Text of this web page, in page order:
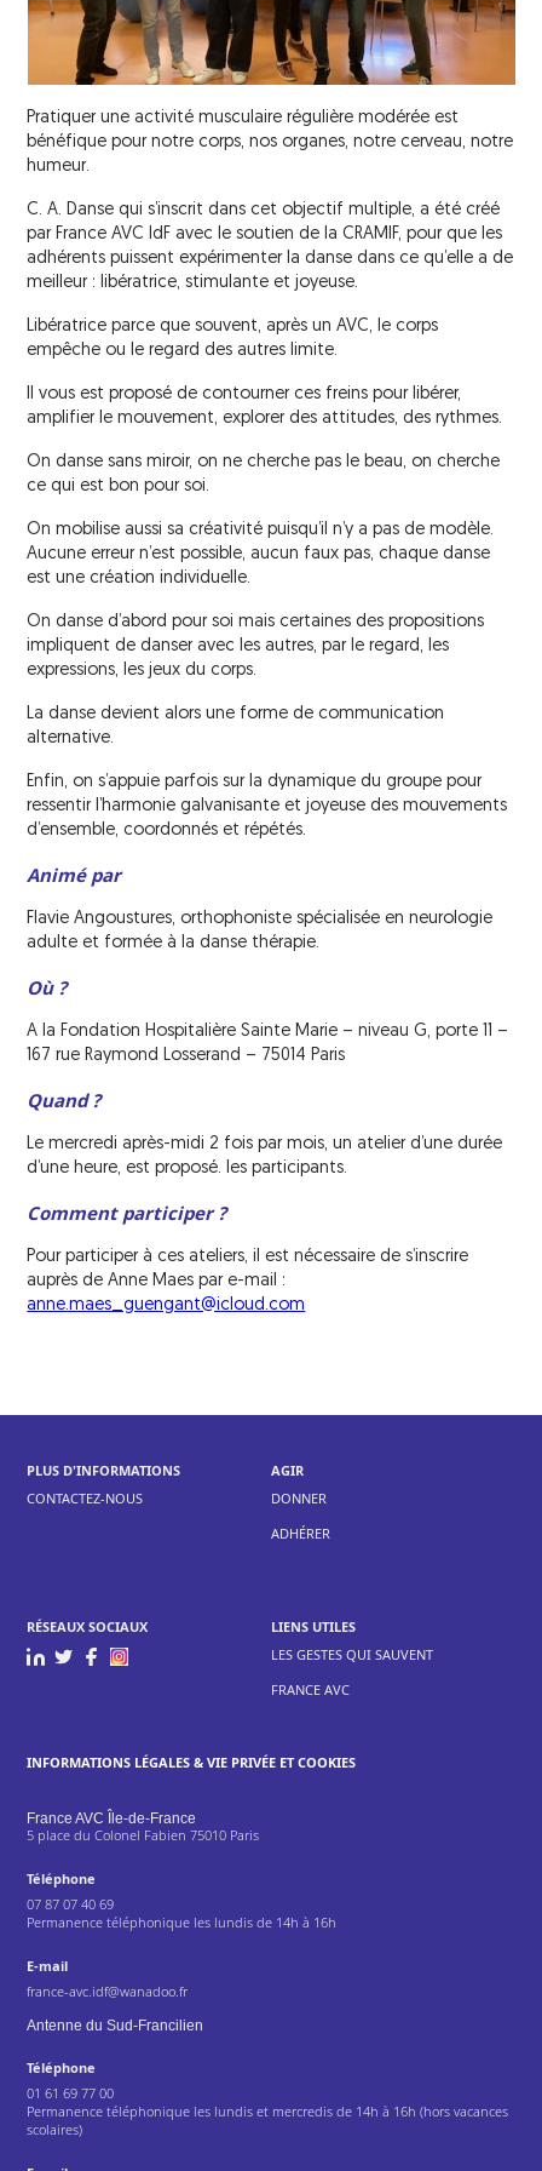
La fédération France AVC
Traitement de l’hémorragie cérébrale
La télémédecine
Les conséquences de l’AVC
Les séquelles
Les risques de récidive
L’après AVC
Le retour au domicile
Le parcours de soins
Services de soins de suite et de
réadaptation (SSR)
de l’AVC
Structures de soins de longue durée
(SLD) et structures médico-sociales
Les aides financières
La reprise du travail et les aides à
l’insertion professionnelle
La reprise de la conduite automobile
La reprise des activités
Atelier « CADanse »
Atelier « Chant & Bien-Etre »
Atelier « Dessin & Illustration »
Atelier « Initiation à l’Activité Physique
Adaptée »
Journée pour les enfants victimes d’AVC
et leurs parents
Actions de prévention
France AVC IDF et l’ARS IDF
Le Bus AVC parcourt l’Île de France
AVCm2
Concerts France AVC
Actions avec les pharmaciens
Pratiquer une activité musculaire régulière modérée est
bénéfique pour notre corps, nos organes, notre cerveau, notre
humeur.
C. A. Danse qui s’inscrit dans cet objectif multiple, a été créé
par France AVC IdF avec le soutien de la CRAMIF, pour que les
adhérents puissent expérimenter la danse dans ce qu’elle a de
meilleur : libératrice, stimulante et joyeuse.
Libératrice parce que souvent, après un AVC, le corps
empêche ou le regard des autres limite.
Il vous est proposé de contourner ces freins pour libérer,
amplifier le mouvement, explorer des attitudes, des rythmes.
On danse sans miroir, on ne cherche pas le beau, on cherche
ce qui est bon pour soi.
On mobilise aussi sa créativité puisqu’il n’y a pas de modèle.
Aucune erreur n’est possible, aucun faux pas, chaque danse
est une création individuelle.
On danse d’abord pour soi mais certaines des propositions
impliquent de danser avec les autres, par le regard, les
expressions, les jeux du corps.
La danse devient alors une forme de communication
alternative.
Enfin, on s’appuie parfois sur la dynamique du groupe pour
ressentir l’harmonie galvanisante et joyeuse des mouvements
d’ensemble, coordonnés et répétés.
Animé par
Flavie Angoustures, orthophoniste spécialisée en neurologie
adulte et formée à la danse thérapie.
Où ?
A la Fondation Hospitalière Sainte Marie – niveau G, porte 11 –
167 rue Raymond Losserand – 75014 Paris
Quand ?
Le mercredi après-midi 2 fois par mois, un atelier d’une durée
d’une heure, est proposé. les participants.
Comment participer ?
Pour participer à ces ateliers, il est nécessaire de s’inscrire
auprès de Anne Maes par e-mail :
anne.maes_guengant@icloud.com
PLUS D'INFORMATIONS
CONTACTEZ-NOUS
AGIR
DONNER
ADHÉRER
RÉSEAUX SOCIAUX
LIENS UTILES
LES GESTES QUI SAUVENT
FRANCE AVC
INFORMATIONS LÉGALES & VIE PRIVÉE ET COOKIES
France AVC Île-de-France
5 place du Colonel Fabien 75010 Paris
Téléphone
07 87 07 40 69
Permanence téléphonique les lundis de 14h à 16h
E-mail
france-avc.idf@wanadoo.fr
Antenne du Sud-Francilien
Téléphone
01 61 69 77 00
Permanence téléphonique les lundis et mercredis de 14h à 16h (hors vacances
scolaires)